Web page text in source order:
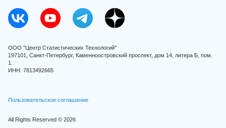
ООО "Центр Статистических Технологий"
197101, Санкт-Петербург, Каменноостровский проспект, дом 14, литера Б, пом.
1.
ИНН: 7813492665
Пользовательское соглашение
All Rights Reserved © 2026